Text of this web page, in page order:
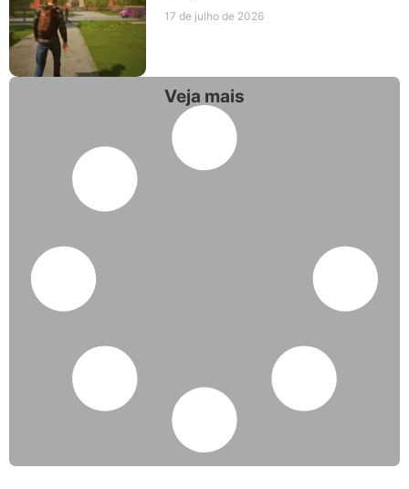
17 de julho de 2026
Veja mais